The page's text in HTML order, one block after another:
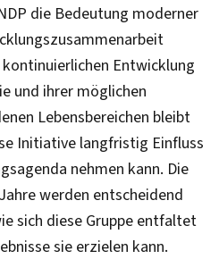
die Bedeutung moderner
Entwicklung
und ihrer möglichen
Lebensbereichen bleibt
Initiative langfristig Einfluss
nehmen kann. Die
werden entscheidend
sich diese Gruppe entfaltet
sie erzielen kann.